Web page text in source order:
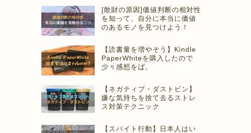
[散財の原因]価値判断の相対性
を知って、自分に本当に価値
のあるモノを見つけよう！
【読書量を増やそう】Kindle
PaperWhiteを購入したので
少々感想をば。
【ネガティブ・ダストビン】
嫌な気持ちを捨て去るストレ
ス対策テクニック
【スパイト行動】日本人はい